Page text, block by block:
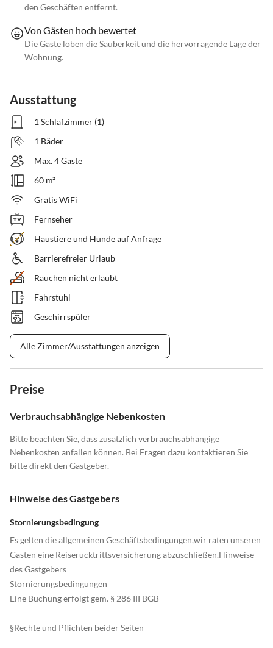
den Geschäften entfernt.
Von Gästen hoch bewertet
Die Gäste loben die Sauberkeit und die hervorragende Lage der
Wohnung.
Ausstattung
1 Schlafzimmer (1)
1 Bäder
Max. 4 Gäste
60 m²
Gratis WiFi
Fernseher
Haustiere und Hunde auf Anfrage
Barrierefreier Urlaub
Rauchen nicht erlaubt
Fahrstuhl
Geschirrspüler
Alle Zimmer/Ausstattungen anzeigen
Preise
Verbrauchsabhängige Nebenkosten
Bitte beachten Sie, dass zusätzlich verbrauchsabhängige
Nebenkosten anfallen können. Bei Fragen dazu kontaktieren Sie
bitte direkt den Gastgeber.
Hinweise des Gastgebers
Stornierungsbedingung
Es gelten die allgemeinen Geschäftsbedingungen,wir raten unseren
Gästen eine Reiserücktrittsversicherung abzuschließen.Hinweise
des Gastgebers
Stornierungsbedingungen
Eine Buchung erfolgt gem. § 286 III BGB
§Rechte und Pflichten beider Seiten